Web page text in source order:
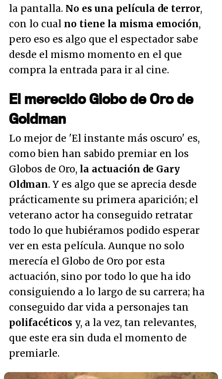
la pantalla. No es una película de terror,
con lo cual no tiene la misma emoción,
pero eso es algo que el espectador sabe
desde el mismo momento en el que
compra la entrada para ir al cine.
El merecido Globo de Oro de
Goldman
Lo mejor de 'El instante más oscuro' es,
como bien han sabido premiar en los
Globos de Oro, la actuación de Gary
Oldman. Y es algo que se aprecia desde
prácticamente su primera aparición; el
veterano actor ha conseguido retratar
todo lo que hubiéramos podido esperar
ver en esta película. Aunque no solo
merecía el Globo de Oro por esta
actuación, sino por todo lo que ha ido
consiguiendo a lo largo de su carrera; ha
conseguido dar vida a personajes tan
polifacéticos y, a la vez, tan relevantes,
que este era sin duda el momento de
premiarle.